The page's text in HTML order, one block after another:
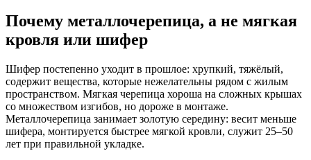
Почему металлочерепица, а не мягкая
кровля или шифер
Шифер постепенно уходит в прошлое: хрупкий, тяжёлый,
содержит вещества, которые нежелательны рядом с жилым
пространством. Мягкая черепица хороша на сложных крышах
со множеством изгибов, но дороже в монтаже.
Металлочерепица занимает золотую середину: весит меньше
шифера, монтируется быстрее мягкой кровли, служит 25–50
лет при правильной укладке.